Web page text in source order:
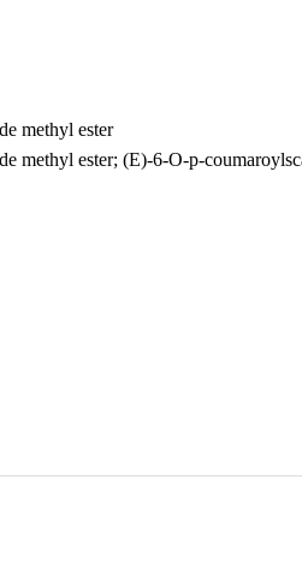
methyl ester
methyl ester; (E)-6-O-p-